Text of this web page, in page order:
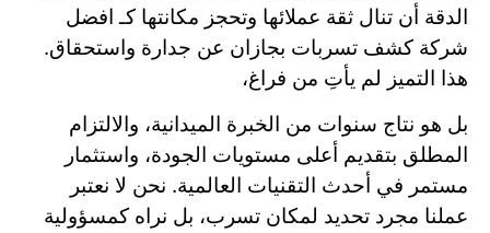
الدقة أن تنال ثقة عملائها وتحجز مكانتها كـ افضل
شركة كشف تسربات بجازان عن جدارة واستحقاق.
هذا التميز لم يأتِ من فراغ،
بل هو نتاج سنوات من الخبرة الميدانية، والالتزام
المطلق بتقديم أعلى مستويات الجودة، واستثمار
مستمر في أحدث التقنيات العالمية. نحن لا نعتبر
عملنا مجرد تحديد لمكان تسرب، بل نراه كمسؤولية